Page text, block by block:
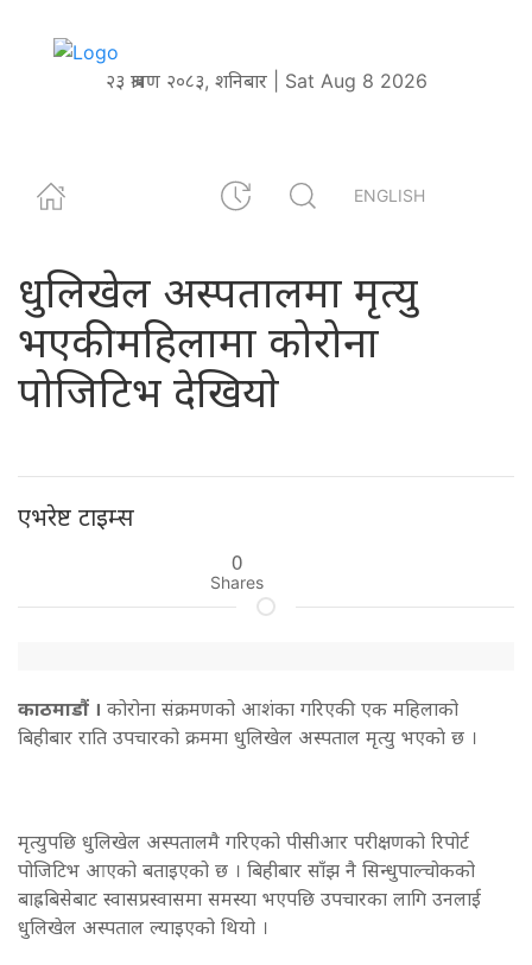
२३ श्रावण २०८३, शनिबार | Sat Aug 8 2026
ENGLISH
धुलिखेल अस्पतालमा मृत्यु
भएकी महिलामा कोरोना
पोजिटिभ देखियाे
एभरेष्ट टाइम्स
0
Shares
काठमाडौं । कोरोना संक्रमणको आशंका गरिएकी एक महिलाको
बिहीबार राति उपचारको क्रममा धुलिखेल अस्पताल मृत्यु भएकाे छ ।
मृत्युपछि धुलिखेल अस्पतालमै गरिएको पीसीआर परीक्षणको रिपोर्ट
पोजिटिभ आएको बताइएको छ । बिहीबार साँझ नै सिन्धुपाल्चोकको
बाह्रबिसेबाट स्वासप्रस्वासमा समस्या भएपछि उपचारका लागि उनलाई
धुलिखेल अस्पताल ल्याइएको थियो ।